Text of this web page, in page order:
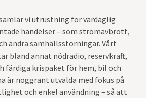
vi utrustning för vardaglig
händelser – som strömavbrott,
andra samhällsstörningar. Vårt
bland annat nödradio, reservkraft,
färdiga krispaket för hem, bil och
är noggrant utvalda med fokus på
och enkel användning – så att